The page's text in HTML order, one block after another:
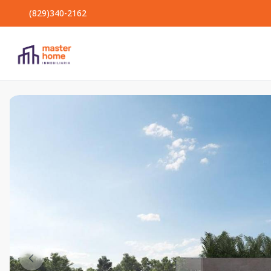
(829)340-2162